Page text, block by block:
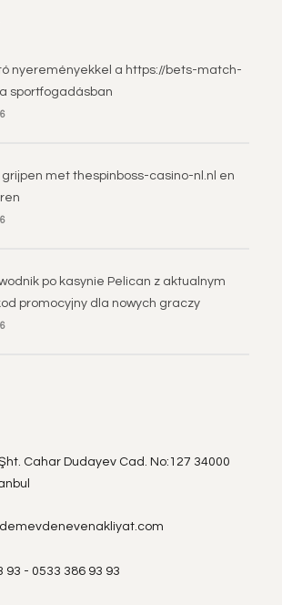
nyereményekkel a https://bets-match-
sportfogadásban
met thespinboss-casino-nl.nl en
po kasynie Pelican z aktualnym
promocyjny dla nowych graczy
Cahar Dudayev Cad. No:127 34000
93 - 0533 386 93 93